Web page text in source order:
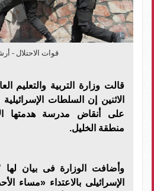
قوات الاحتلال -
قالت وزارة التربية والتعليم
الاثنين إن السلطات
على أنقاض مدرسة هدمتها
منطقة الخليل.
وأضافت الوزارة فى بيان لها
الإسرائيلى بالاعتداء «مساء